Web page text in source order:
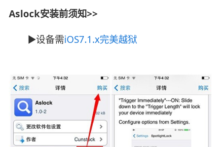
Aslock安装前须知>>
►设备需iOS7.1.x完美越狱